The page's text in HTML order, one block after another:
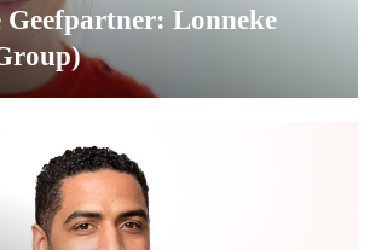
Geefpartner: Lonneke